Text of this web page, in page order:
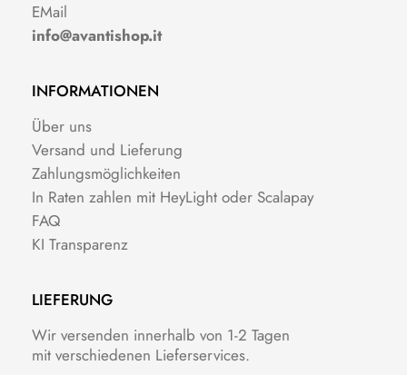
EMail
info@avantishop.it
INFORMATIONEN
Über uns
Versand und Lieferung
Zahlungsmöglichkeiten
In Raten zahlen mit HeyLight oder Scalapay
FAQ
KI Transparenz
LIEFERUNG
Wir versenden innerhalb von 1-2 Tagen
mit verschiedenen Lieferservices.